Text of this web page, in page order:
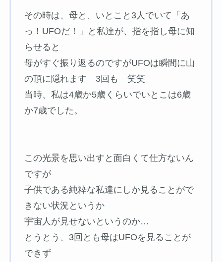
その時は、母と、いとこと3人でいて「あ
っ！UFOだ！」と私達が、指を指し母に知
らせると
母がすぐ振り返るのですがUFOは瞬間に山
の頂に隠れます 3回も 笑笑
当時、私は4歳か5歳くらいでいとこは6歳
か7歳でした。
この光景を思い出すと面白くて仕方ないん
ですが
子供である純粋な私達にしか見ることがで
きない状況というか
宇宙人が見せないというのか…
とうとう、3回とも母はUFOを見ることが
できず